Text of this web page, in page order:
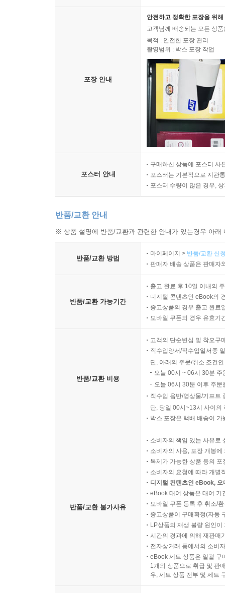
포장 안내
안전하고 정확한 포장을 위
고객님께 배송되는 모든 상
목적 : 안전한 포장 관리
촬영범위 : 박스 포장 작업
포스터 안내
구매하신 상품에 포스터 사
포스터는 기본적으로 지관
포스터 수량이 많은 경우,
반품/교환 안내
※ 상품 설명에 반품/교환과 관련한 안내가 있는경우 아
반품/교환 방법
마이페이지 > 반품/교환 신
판매자 배송 상품은 판매자
반품/교환 가능기간
출고 완료 후 10일 이내의
디지털 콘텐츠인 eBook의
중고상품의 경우 출고 완료
모바일 쿠폰의 경우 유효기
반품/교환 비용
고객의 단순변심 및 착오구
직수입양서/직수입일서중
단, 아래의 주문/취소 조건
오늘 00시 ~ 06시 30분
오늘 06시 30분 이후 주
직수입 음반/영상물/기프트
단, 당일 00시~13시 사이의
박스 포장은 택배 배송이
반품/교환 불가사유
소비자의 책임 있는 사유로
소비자의 사용, 포장 개봉
복제가 가능한 상품 등의
소비자의 요청에 따라 개별
디지털 컨텐츠인 eBook,
eBook 대여 상품은 대여 기
모바일 쿠폰 등록 후 취소/
중고상품이 구매확정(자동
LP상품의 재생 불량 원인
시간의 경과에 의해 재판매
전자상거래 등에서의 소비
eBook 세트 상품은 일괄 구
1개의 상품으로 취급 및 판
우, 세트 상품 전부 및 세트